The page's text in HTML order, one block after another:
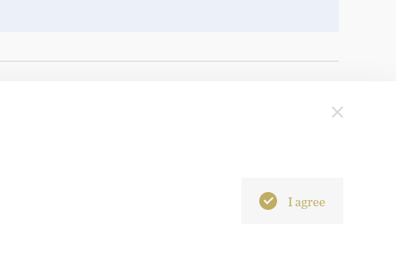
I agree